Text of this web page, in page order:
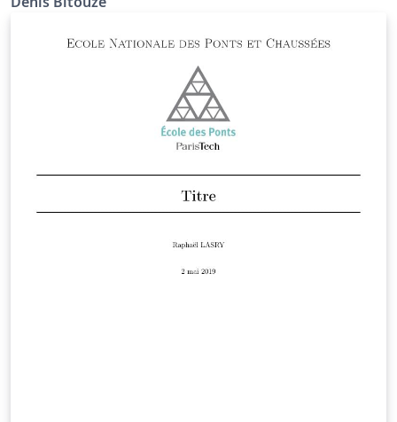
Education and Research and this, transparently to the
advantage of powerful tools available in LaTeX,
glossaries for the glossary, list of acronyms and
symbols list. The yathesis class, based on the book
extent, (easily) customizable.